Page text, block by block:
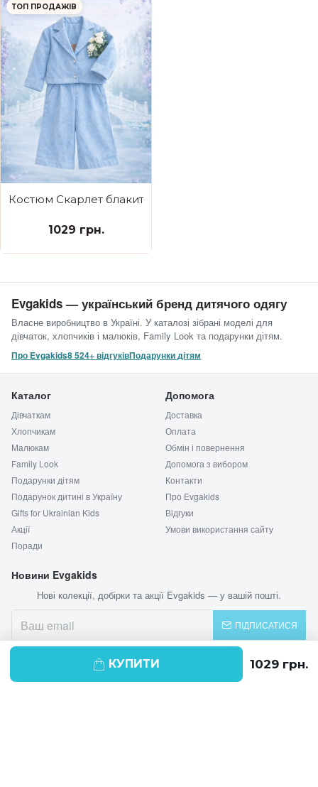
КУПИТИ
ТОП ПРОДАЖІВ
Костюм Скарлет блакитний
1029 грн.
Evgakids — український бренд дитячого одягу
Власне виробництво в Україні. У каталозі зібрані моделі для
дівчаток, хлопчиків і малюків, Family Look та подарунки дітям.
Про Evgakids8 524+ відгуківПодарунки дітям
Каталог
Дівчаткам
Хлопчикам
Малюкам
Family Look
Подарунки дітям
Подарунок дитині в Україну
Gifts for Ukrainian Kids
Акції
Поради
Допомога
Доставка
Оплата
Обмін і повернення
Допомога з вибором
Контакти
Про Evgakids
Відгуки
Умови використання сайту
Новини Evgakids
Нові колекції, добірки та акції Evgakids — у вашій пошті.
ПІДПИСАТИСЯ